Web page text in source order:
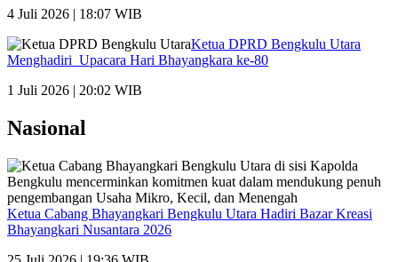
4 Juli 2026 | 18:07 WIB
Ketua DPRD Bengkulu Utara
Menghadiri Upacara Hari Bhayangkara ke-80
1 Juli 2026 | 20:02 WIB
Nasional
Ketua Cabang Bhayangkari Bengkulu Utara Hadiri Bazar Kreasi
Bhayangkari Nusantara 2026